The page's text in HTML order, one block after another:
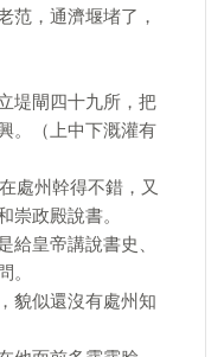
范，通濟堰堵了，
堤閘四十九所，把
。（上中下溉灌有
處州幹得不錯，又
崇政殿說書。
給皇帝講說書史、
。
貌似還沒有處州知